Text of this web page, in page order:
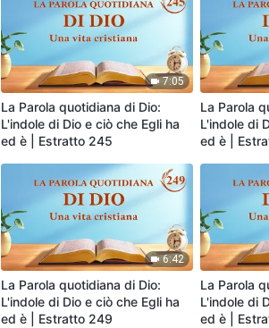
7:05
La Parola quotidiana di Dio:
L'indole di Dio e ciò che Egli ha
ed è | Estratto 245
La Parola
L'indole di
ed è |
6:42
La Parola quotidiana di Dio:
L'indole di Dio e ciò che Egli ha
ed è | Estratto 249
La Parola
L'indole di
ed è |